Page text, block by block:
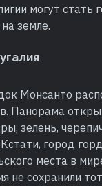
могут стать
земле.
Монсанто
Панорама
зелень,
город
места в
не сохранили